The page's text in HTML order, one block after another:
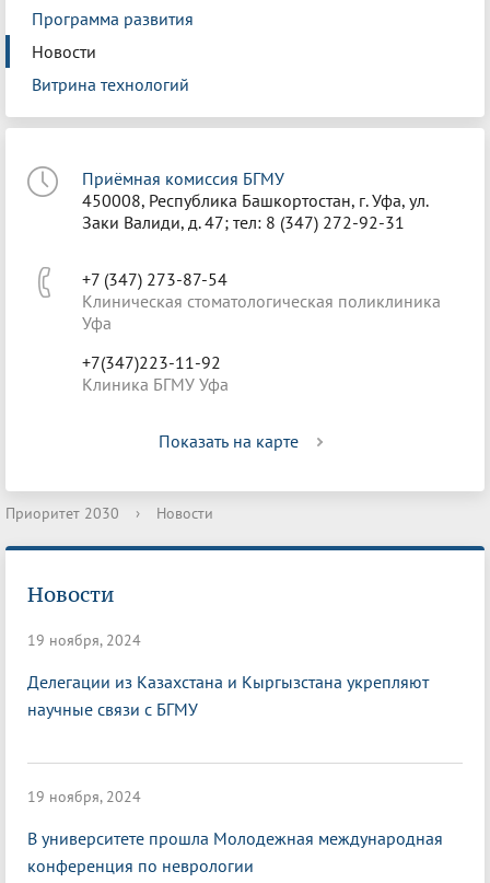
Программа развития
Новости
Витрина технологий
Приёмная комиссия БГМУ
450008, Республика Башкортостан, г. Уфа, ул.
Заки Валиди, д. 47; тел: 8 (347) 272-92-31
+7 (347) 273-87-54
Клиническая стоматологическая поликлиника
Уфа
+7(347)223-11-92
Клиника БГМУ Уфа
Показать на карте
Приоритет 2030 › Новости
Новости
19 ноября, 2024
Делегации из Казахстана и Кыргызстана укрепляют
научные связи с БГМУ
19 ноября, 2024
В университете прошла Молодежная международная
конференция по неврологии